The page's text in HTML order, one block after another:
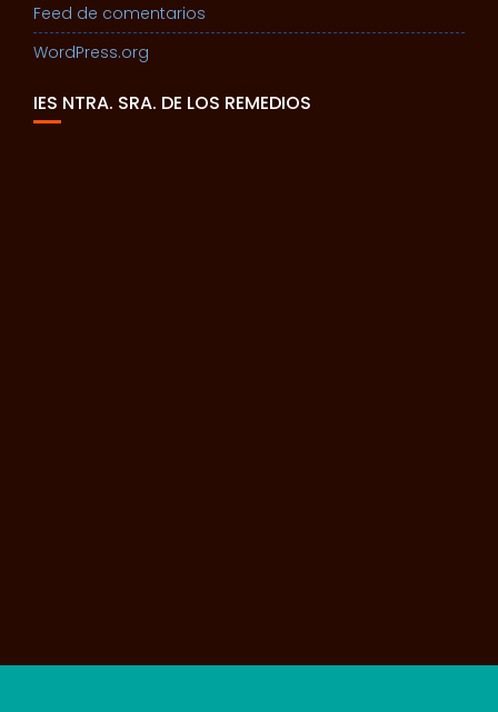
Feed de comentarios
WordPress.org
IES NTRA. SRA. DE LOS REMEDIOS